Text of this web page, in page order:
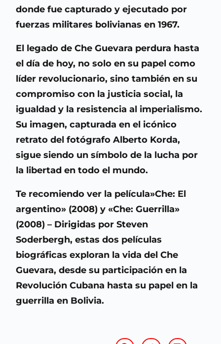
donde fue capturado y ejecutado por
fuerzas militares bolivianas en 1967.
El legado de Che Guevara perdura hasta
el día de hoy, no solo en su papel como
líder revolucionario, sino también en su
compromiso con la justicia social, la
igualdad y la resistencia al imperialismo.
Su imagen, capturada en el icónico
retrato del fotógrafo Alberto Korda,
sigue siendo un símbolo de la lucha por
la libertad en todo el mundo.
Te recomiendo ver la película»Che: El
argentino» (2008) y «Che: Guerrilla»
(2008) – Dirigidas por Steven
Soderbergh, estas dos películas
biográficas exploran la vida del Che
Guevara, desde su participación en la
Revolución Cubana hasta su papel en la
guerrilla en Bolivia.